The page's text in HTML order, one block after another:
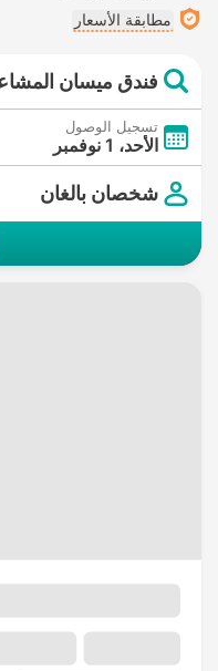
مطابقة الأسعار
فندق ميسان
تسجيل الوصول
الأحد، 1 نوفمبر
شخصان بالغان